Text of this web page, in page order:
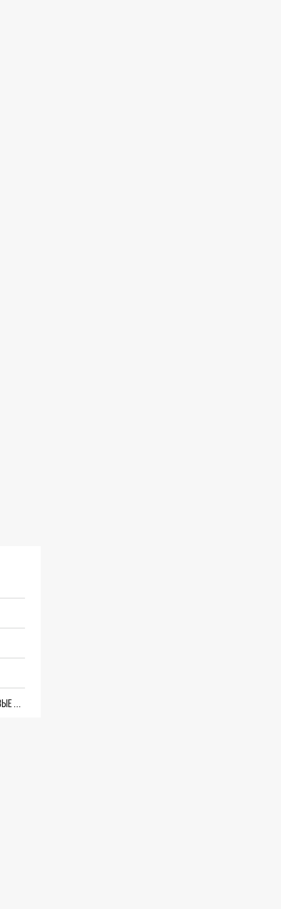
"ОЧЕНЬ ПЛОХИЕ НОВОСТИ": БОЛЬШАЯ ОШИБКА PALANTIR В РОССИИ. СТРАНЫ НАТО ВПЕРВЫЕ ЗА СВО ОСТАНОВИЛИ ПОСТАВКИ ОРУЖИЯ. ВСУ ТЕРЯЮТ ПРИГРАНИЧЬЕ?